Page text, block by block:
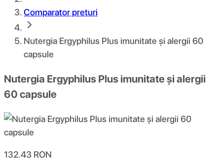
Comparator preturi
Nutergia Ergyphilus Plus imunitate și alergii 60
capsule
Nutergia Ergyphilus Plus imunitate și alergii
60 capsule
132.43 RON